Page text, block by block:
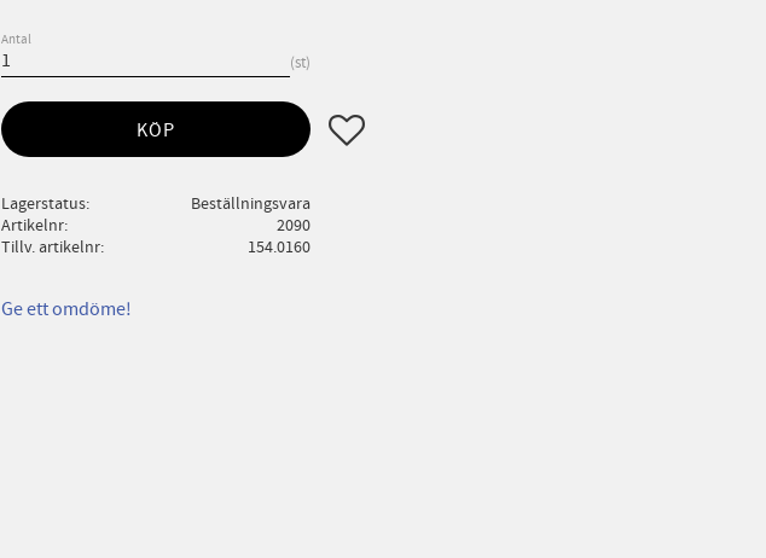
Antal
st
KÖP Lägg till i favoriter
Lagerstatus
Beställningsvara
Artikelnr
2090
Tillv. artikelnr
154.0160
Ge ett omdöme!